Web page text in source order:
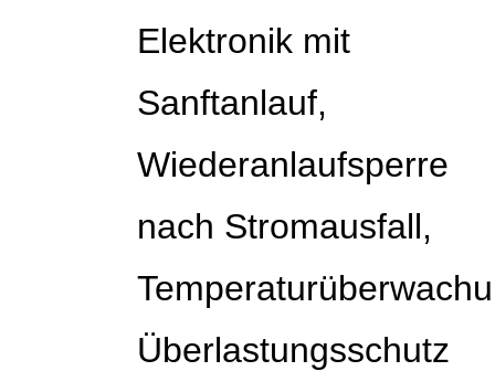
Elektronik mit
Sanftanlauf,
Wiederanlaufsperre
nach Stromausfall,
Überlastungsschutz